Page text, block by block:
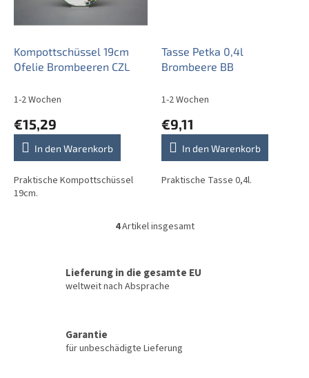
Kompottschüssel 19cm
Ofelie Brombeeren CZL
1-2 Wochen
€15,29
In den Warenkorb
Praktische Kompottschüssel
19cm.
Tasse Petka 0,4l
Brombeere BB
1-2 Wochen
€9,11
In den Warenkorb
Praktische Tasse 0,4l.
S
u
e
m
4Artikel insgesamt
Lieferung in die gesamte EU
weltweit nach Absprache
Garantie
für unbeschädigte Lieferung